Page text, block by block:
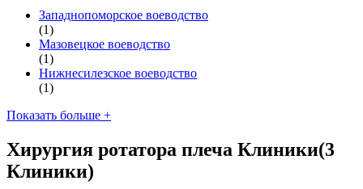
Западнопоморское воеводство
(1)
Мазовецкое воеводство
(1)
Нижнесилезское воеводство
(1)
Показать больше +
Хирургия ротатора плеча Клиники(3
Клиники)